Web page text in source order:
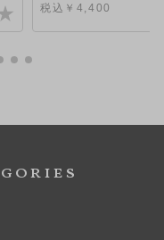
税込￥4,400